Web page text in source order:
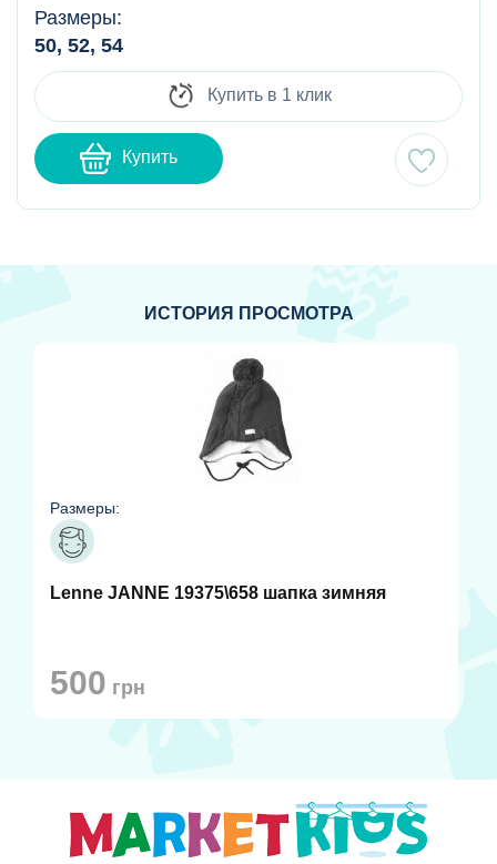
Размеры:
50, 52, 54
Купить в 1 клик
Купить
ИСТОРИЯ ПРОСМОТРА
Размеры:
Lenne JANNE 19375\658 шапка зимняя
500 грн